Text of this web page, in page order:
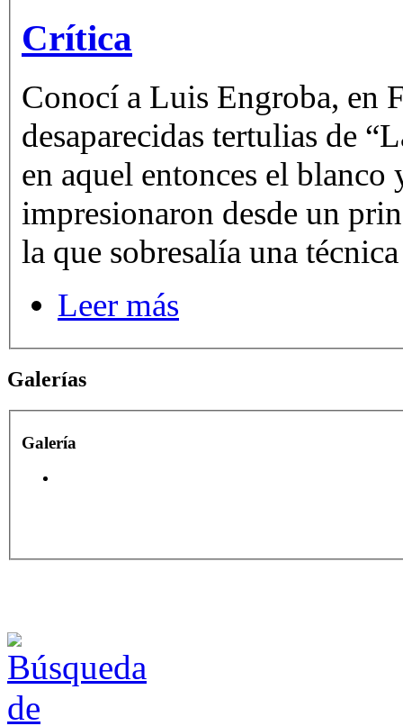
Crítica
Conocí a Luis Engroba, en
desaparecidas tertulias de
en aquel entonces el blanco y negro.
impresionaron desde un principio,
la que sobresalía una
Leer más
Galerías
Galería